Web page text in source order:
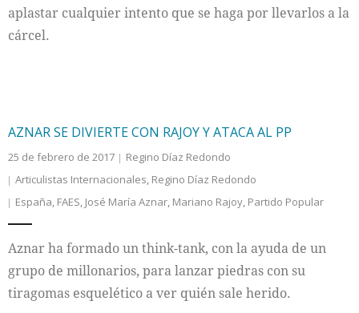
aplastar cualquier intento que se haga por llevarlos a la
cárcel.
AZNAR SE DIVIERTE CON RAJOY Y ATACA AL PP
25 de febrero de 2017
Regino Díaz Redondo
Articulistas Internacionales, Regino Díaz Redondo
España, FAES, José María Aznar, Mariano Rajoy, Partido Popular
Aznar ha formado un think-tank, con la ayuda de un
grupo de millonarios, para lanzar piedras con su
tiragomas esquelético a ver quién sale herido.